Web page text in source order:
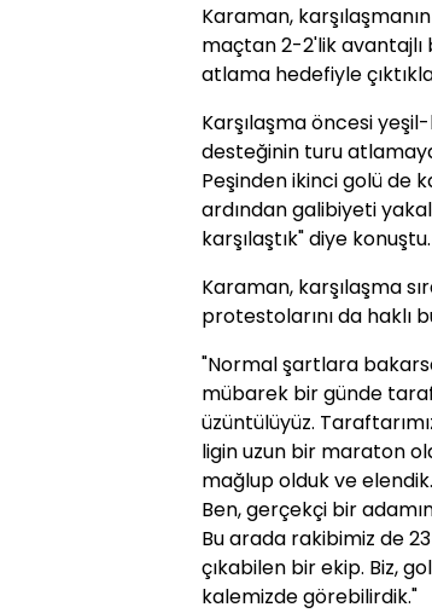
Karaman,
maçtan 2-2'lik
atlama hedefiyle
Karşılaşma öncesi
desteğinin turu
Peşinden ikinci golü de
ardından galibiyeti
karşılaştık" diye konuştu.
Karaman, karşılaşma
protestolarını da haklı
"Normal şartlara
mübarek bir günde
üzüntülüyüz.
ligin uzun bir maraton
mağlup olduk ve
Ben, gerçekçi bir
Bu arada rakibimiz de
çıkabilen bir ekip. Biz,
kalemizde görebilirdik."